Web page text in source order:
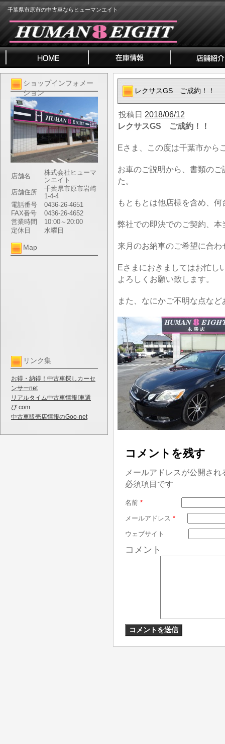
千葉県市原市の中古車ならヒューマンエイト
ショップインフォメー
ション
店舗名
株式会社ヒューマ
ンエイト
店舗住所
千葉県市原市岩崎
1-4-4
電話番号
0436-26-4651
FAX番号
0436-26-4652
営業時間
10:00～20:00
定休日
水曜日
Map
リンク集
お得・納得！中古車探しカーセ
ンサーnet
リアルタイム中古車情報!車選
び.com
中古車販売店情報のGoo-net
レクサスGS ご成約！！
投稿日 2018/06/12
レクサスGS ご成約！！
Eさま、この度は千葉市から
お車のご説明から、書類の
た。
もともとは他店様を含め、
弊社での即決でのご契約、
来月のお納車のご希望に合
Eさまにおきましてはお忙し
よろしくお願い致します。
また、なにかご不明な点な
コメントを残す
メールアドレスが公開さ
必須項目です
名前 *
メールアドレス *
ウェブサイト
コメント